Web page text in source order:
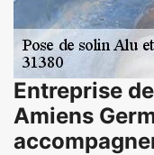
Entreprise
Amiens